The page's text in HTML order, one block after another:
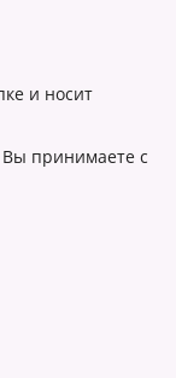
и носит
Вы принимаете с